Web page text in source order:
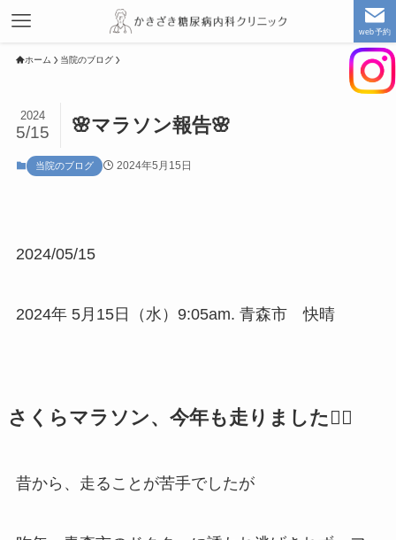
web予約
ホーム 当院のブログ
🌸マラソン報告🌸
2024
5/15
当院のブログ 2024年5月15日
2024/05/15
2024年 5月15日（水）9:05am. 青森市 快晴
さくらマラソン、今年も走りました🏃‍♂️
昔から、走ることが苦手でしたが